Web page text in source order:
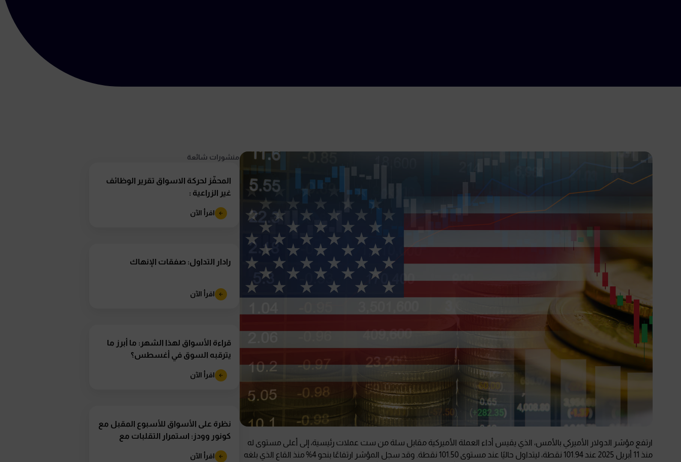
ارتفع مؤشر الدولار الأميركي بالأمس، الذي يقيس أداء العملة الأميركية مقابل سلة من ست عملات رئيسية، إلى أعلى مستوى له
منذ 11 أبريل 2025 عند 101.94 نقطة، ليتداول حاليًا عند مستوى 101.50 نقطة. وقد سجل المؤشر ارتفاعًا بنحو 4% منذ القاع الذي بلغه
منشورات شائعة
المحفّز لحركة الاسواق تقرير الوظائف
غير الزراعية :
اقرأ الآن
رادار التداول: صفقات الإنهاك
اقرأ الآن
قراءة الأسواق لهذا الشهر: ما أبرز ما
يترقبه السوق في أغسطس؟
اقرأ الآن
نظرة على الأسواق للأسبوع المقبل مع
كونور وودز: استمرار التقلبات مع
اقرأ الآن